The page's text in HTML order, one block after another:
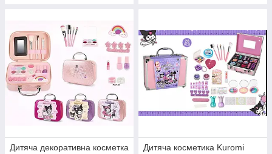
Дитяча декоративна косметка
Дитяча косметика Kuromi